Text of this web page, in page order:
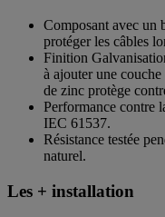
Composant avec un
protéger les câbles
Finition
à ajouter une
de zinc protège
Performance contre
IEC 61537.
Résistance testée
naturel.
Les + installation